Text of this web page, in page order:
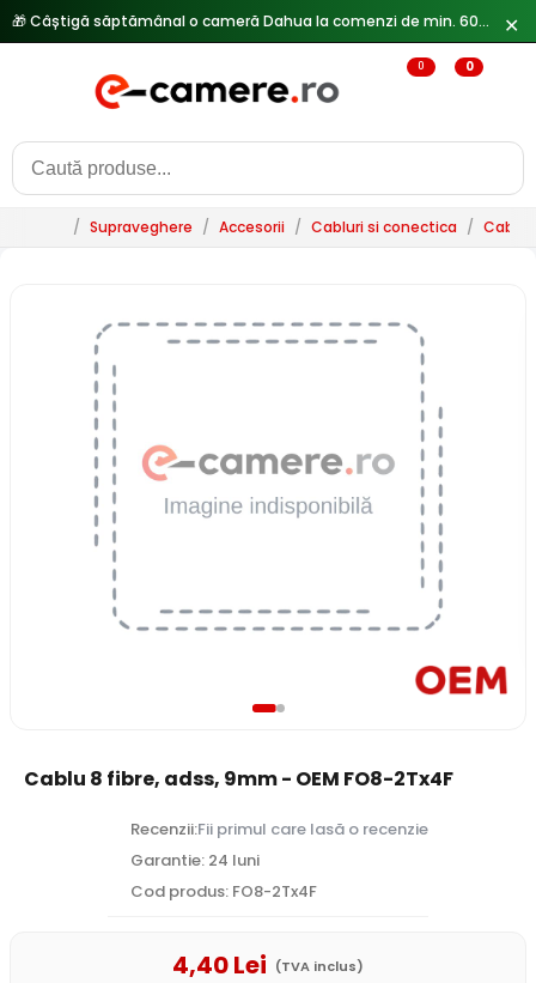
🎁 Câștigă săptămânal o cameră Dahua la comenzi de min. 600 lei — ✕
0 0
/ Supraveghere / Accesorii / Cabluri si conectica / Cabluri
Cablu 8 fibre, adss, 9mm - OEM FO8-2Tx4F
Recenzii:Fii primul care lasă o recenzie
Garantie: 24 luni
Cod produs: FO8-2Tx4F
4,40Lei (TVA inclus)